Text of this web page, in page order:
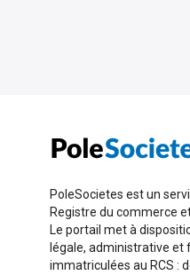
PoleSocietes est un
Registre du commerce
Le portail met à
légale, administrative et
immatriculées au RCS :